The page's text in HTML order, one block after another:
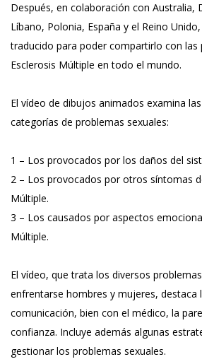
Después, en colaboración con Australia,
Líbano, Polonia, España y el Reino
traducido para poder compartirlo con las
Esclerosis Múltiple en todo el mundo.
El vídeo de dibujos animados examina
categorías de problemas sexuales:
1 – Los provocados por los daños del
2 – Los provocados por otros síntomas
Múltiple.
3 – Los causados por aspectos
Múltiple.
El vídeo, que trata los diversos
enfrentarse hombres y mujeres, destaca
comunicación, bien con el médico, la
confianza. Incluye además algunas
gestionar los problemas sexuales.